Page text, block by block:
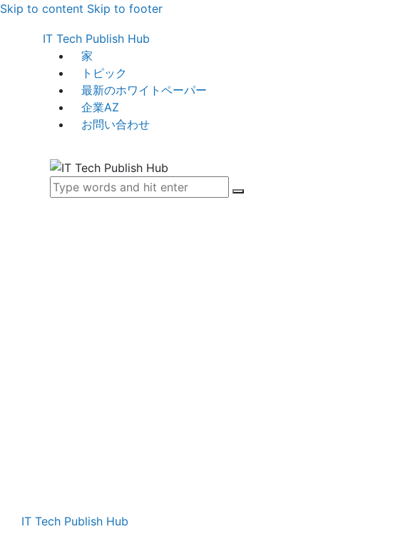
Skip to content Skip to footer
IT Tech Publish Hub
家
トピック
最新のホワイトペーパー
企業AZ
お問い合わせ
IT Tech Publish Hub